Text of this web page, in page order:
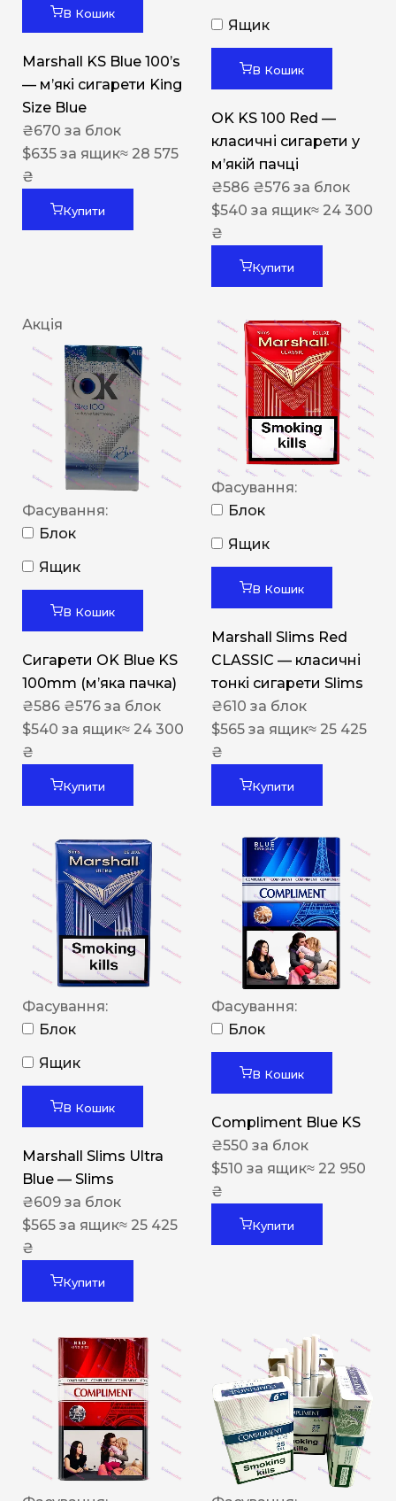
В Кошик
Marshall KS Blue 100’s
— м’які сигарети King
Size Blue
₴670 за блок
$635 за ящик≈ 28 575
₴
Купити
Ящик
В Кошик
OK KS 100 Red —
класичні сигарети у
м’якій пачці
₴586 ₴576 за блок
$540 за ящик≈ 24 300
₴
Купити
Акція
Фасування:
Блок
Ящик
В Кошик
Сигарети OK Blue KS
100mm (м’яка пачка)
₴586 ₴576 за блок
$540 за ящик≈ 24 300
₴
Купити
Фасування:
Блок
Ящик
В Кошик
Marshall Slims Red
CLASSIC — класичні
тонкі сигарети Slims
₴610 за блок
$565 за ящик≈ 25 425
₴
Купити
Фасування:
Блок
Ящик
В Кошик
Marshall Slims Ultra
Blue — Slims
₴609 за блок
$565 за ящик≈ 25 425
₴
Купити
Фасування:
Блок
В Кошик
Compliment Blue KS
₴550 за блок
$510 за ящик≈ 22 950
₴
Купити